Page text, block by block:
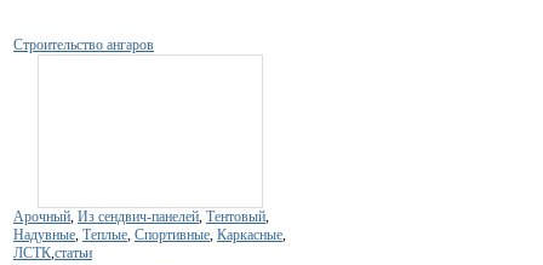
Строительство ангаров
Арочный, Из сендвич-панелей, Тентовый,
Надувные, Теплые, Спортивные, Каркасные,
ЛСТК,статьи